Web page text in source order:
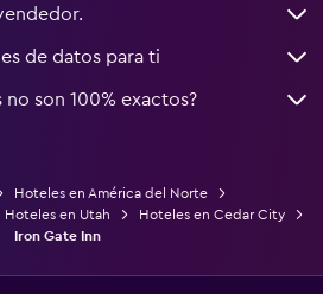
de datos para ti
son 100% exactos?
Hoteles en América del Norte
Hoteles en Utah
Hoteles en Cedar City
Iron Gate Inn